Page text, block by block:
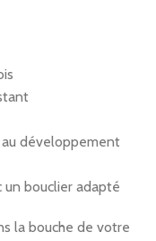
développement
bouclier adapté
la bouche de votre